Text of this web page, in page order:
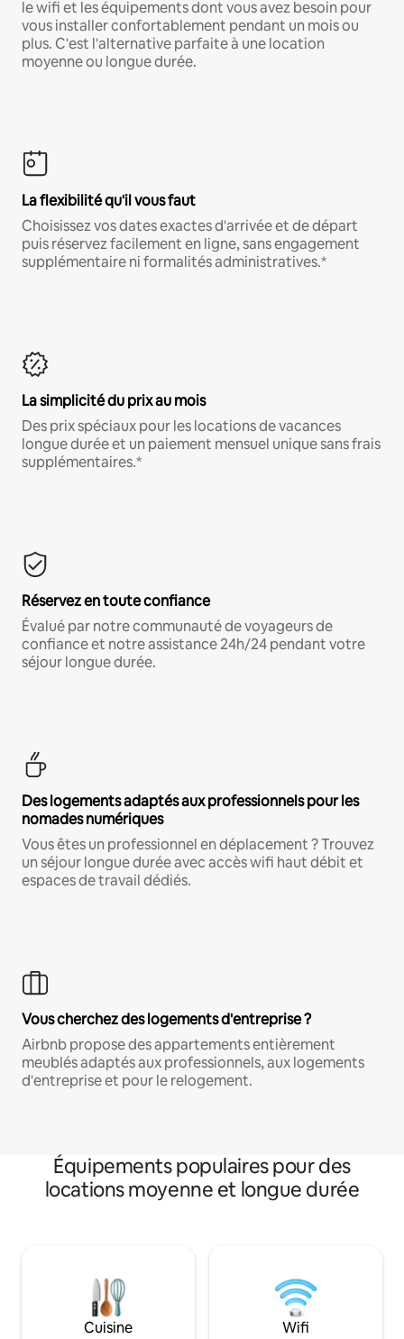
le wifi et les équipements dont vous avez besoin pour
vous installer confortablement pendant un mois ou
plus. C'est l'alternative parfaite à une location
moyenne ou longue durée.
La flexibilité qu'il vous faut
Choisissez vos dates exactes d'arrivée et de départ
puis réservez facilement en ligne, sans engagement
supplémentaire ni formalités administratives.*
La simplicité du prix au mois
Des prix spéciaux pour les locations de vacances
longue durée et un paiement mensuel unique sans frais
supplémentaires.*
Réservez en toute confiance
Évalué par notre communauté de voyageurs de
confiance et notre assistance 24h/24 pendant votre
séjour longue durée.
Des logements adaptés aux professionnels pour les
nomades numériques
Vous êtes un professionnel en déplacement ? Trouvez
un séjour longue durée avec accès wifi haut débit et
espaces de travail dédiés.
Vous cherchez des logements d'entreprise ?
Airbnb propose des appartements entièrement
meublés adaptés aux professionnels, aux logements
d'entreprise et pour le relogement.
Équipements populaires pour des
locations moyenne et longue durée
Cuisine Wifi